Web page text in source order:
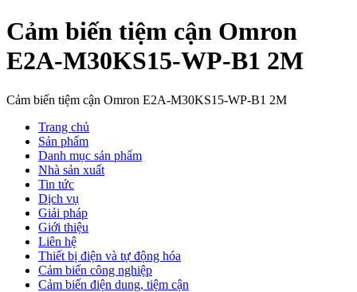
Cảm biến tiệm cận Omron
E2A-M30KS15-WP-B1 2M
Cảm biến tiệm cận Omron E2A-M30KS15-WP-B1 2M
Trang chủ
Sản phẩm
Danh mục sản phẩm
Nhà sản xuất
Tin tức
Dịch vụ
Giải pháp
Giới thiệu
Liên hệ
Thiết bị điện và tự động hóa
Cảm biến công nghiệp
Cảm biến điện dung, tiệm cận